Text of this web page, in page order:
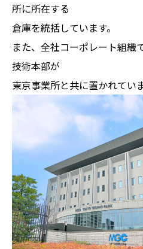
所に所在する
倉庫を統括しています。
また、全社コーポレート組織
技術本部が
東京事業所と共に置かれてい